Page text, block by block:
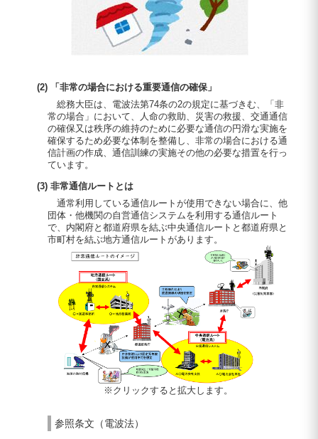
(2) 「非常の場合における重要通信の確保」
総務大臣は、電波法第74条の2の規定に基づきむ、「非
常の場合」において、人命の救助、災害の救援、交通通信
の確保又は秩序の維持のために必要な通信の円滑な実施を
確保するため必要な体制を整備し、非常の場合における通
信計画の作成、通信訓練の実施その他の必要な措置を行っ
ています。
(3) 非常通信ルートとは
通常利用している通信ルートが使用できない場合に、他
団体・他機関の自営通信システムを利用する通信ルート
で、内閣府と都道府県を結ぶ中央通信ルートと都道府県と
市町村を結ぶ地方通信ルートがあります。
※クリックすると拡大します。
参照条文（電波法）